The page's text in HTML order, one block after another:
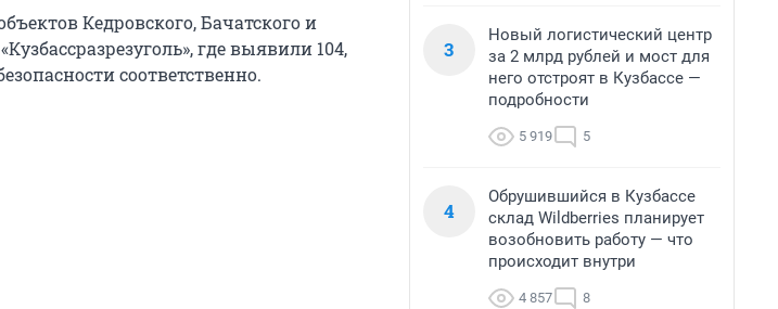
Кедровского, Бачатского и
где выявили 104,
соответственно.
3
Новый логистический центр
за 2 млрд рублей и мост для
него отстроят в Кузбассе —
подробности
5 919 5
4
Обрушившийся в Кузбассе
склад Wildberries планирует
возобновить работу — что
происходит внутри
4 857 8